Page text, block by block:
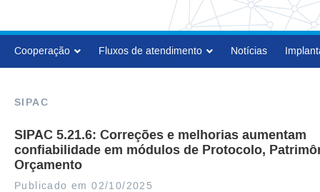
Cooperação Fluxos de atendimento Notícias
SIPAC
SIPAC 5.21.6: Correções e melhorias aumentam
confiabilidade em módulos de Protocolo,
Orçamento
Publicado em 02/10/2025